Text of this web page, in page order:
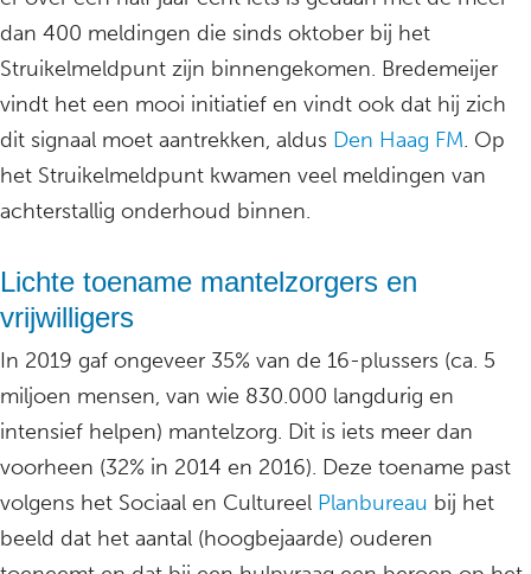
dan 400 meldingen die sinds oktober bij het
Struikelmeldpunt zijn binnengekomen. Bredemeijer
vindt het een mooi initiatief en vindt ook dat hij zich
dit signaal moet aantrekken, aldus Den Haag FM. Op
het Struikelmeldpunt kwamen veel meldingen van
achterstallig onderhoud binnen.
Lichte toename mantelzorgers en
vrijwilligers
In 2019 gaf ongeveer 35% van de 16-plussers (ca. 5
miljoen mensen, van wie 830.000 langdurig en
intensief helpen) mantelzorg. Dit is iets meer dan
voorheen (32% in 2014 en 2016). Deze toename past
volgens het Sociaal en Cultureel Planbureau bij het
beeld dat het aantal (hoogbejaarde) ouderen